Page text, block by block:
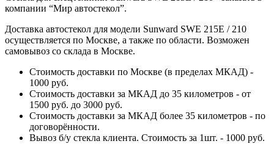
компании “Мир автостекол”.
Доставка автостекол для модели Sunward SWE 215E / 210
осуществляется по Москве, а также по области. Возможен
самовывоз со склада в Москве.
Стоимость доставки по Москве (в пределах МКАД) -
1000 руб.
Стоимость доставки за МКАД до 35 километров - от
1500 руб. до 3000 руб.
Стоимость доставки за МКАД более 35 километров - по
договорённости.
Вывоз б/у стекла клиента. Стоимость за 1шт. - 1000 руб.